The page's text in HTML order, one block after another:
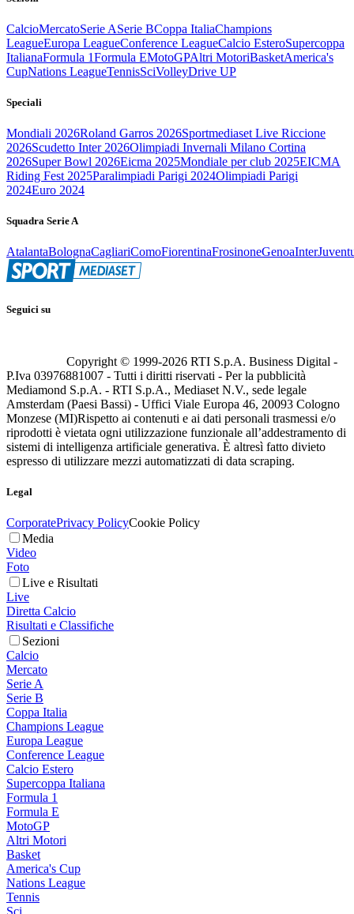
CalcioMercatoSerie ASerie BCoppa ItaliaChampions
LeagueEuropa LeagueConference LeagueCalcio EsteroSupercoppa
ItalianaFormula 1Formula EMotoGPAltri MotoriBasketAmerica's
CupNations LeagueTennisSciVolleyDrive UP
Speciali
Mondiali 2026Roland Garros 2026Sportmediaset Live Riccione
2026Scudetto Inter 2026Olimpiadi Invernali Milano Cortina
2026Super Bowl 2026Eicma 2025Mondiale per club 2025EICMA
Riding Fest 2025Paralimpiadi Parigi 2024Olimpiadi Parigi
2024Euro 2024
Squadra Serie A
AtalantaBolognaCagliariComoFiorentinaFrosinoneGenoaInter
Seguici su
Copyright © 1999-2026 RTI S.p.A. Business Digital -
P.Iva 03976881007 - Tutti i diritti riservati - Per la pubblicità
Mediamond S.p.A. - RTI S.p.A., Mediaset N.V., sede legale
Amsterdam (Paesi Bassi) - Uffici Viale Europa 46, 20093 Cologno
Monzese (MI)Rispetto ai contenuti e ai dati personali trasmessi e/o
riprodotti è vietata ogni utilizzazione funzionale all’addestramento di
sistemi di intelligenza artificiale generativa. È altresì fatto divieto
espresso di utilizzare mezzi automatizzati di data scraping.
Legal
CorporatePrivacy PolicyCookie Policy
Media
Video
Foto
Live e Risultati
Live
Diretta Calcio
Risultati e Classifiche
Sezioni
Calcio
Mercato
Serie A
Serie B
Coppa Italia
Champions League
Europa League
Conference League
Calcio Estero
Supercoppa Italiana
Formula 1
Formula E
MotoGP
Altri Motori
Basket
America's Cup
Nations League
Tennis